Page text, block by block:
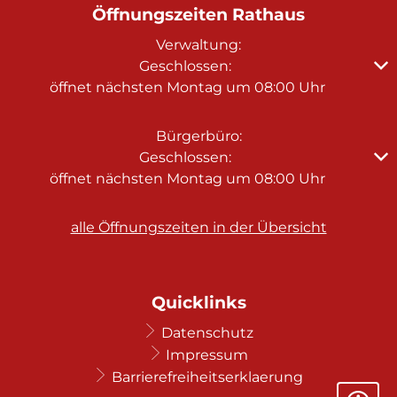
Öffnungszeiten Rathaus
Verwaltung:
Klicken, um weitere Öffnungs- oder Schließzeiten
Geschlossen:
öffnet nächsten Montag um 08:00 Uhr
Bürgerbüro:
Klicken, um weitere Öffnungs- oder Schließzeiten
Geschlossen:
öffnet nächsten Montag um 08:00 Uhr
alle Öffnungszeiten in der Übersicht
Quicklinks
Datenschutz
Impressum
Barrierefreiheitserklaerung